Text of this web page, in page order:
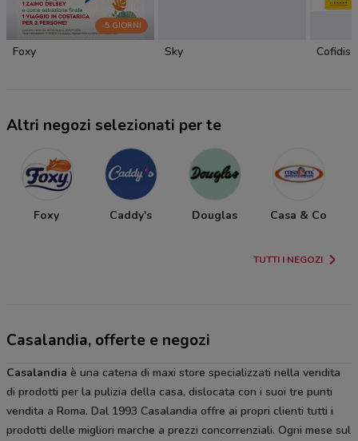
-5 GIORNI
Foxy Sky Cofidis
Altri negozi selezionati per te
Foxy Caddy's Douglas Casa & Co
TUTTI I NEGOZI
Casalandia, offerte e negozi
Casalandia è una catena di maxi store specializzati nella vendita
di prodotti per la pulizia della casa, dislocata con i suoi tre punti
vendita a Roma. Dal 1993 Casalandia offre ai propri clienti tutti i
prodotti delle migliori marche a prezzi concorrenziali. Ogni mese sul